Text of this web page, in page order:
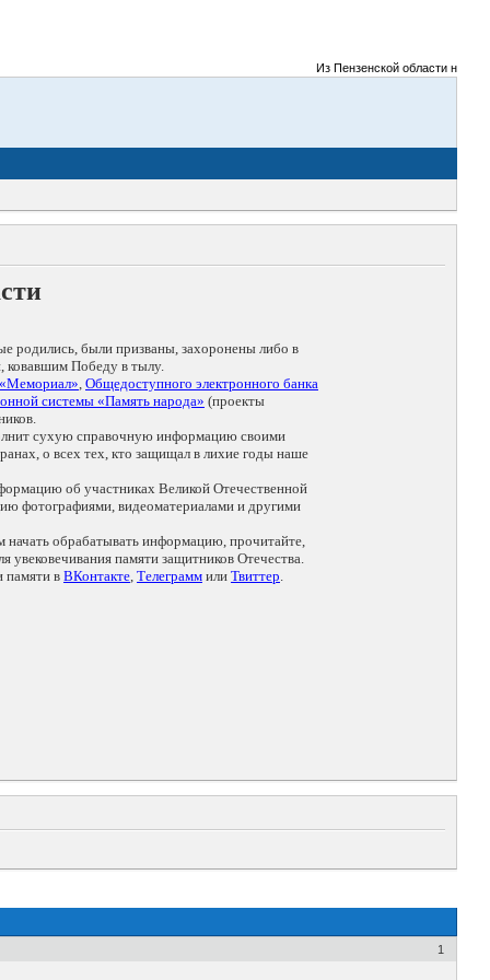
Из Пензенской области на
родились, были призваны, захоронены либо в
ковавшим Победу в тылу.
, Общедоступного электронного банка
системы «Память народа» (проекты
сухую справочную информацию своими
о всех тех, кто защищал в лихие годы наше
об участниках Великой Отечественной
фотографиями, видеоматериалами и другими
начать обрабатывать информацию, прочитайте,
памяти защитников Отечества.
памяти в ВКонтакте, Телеграмм или Твиттер.
1